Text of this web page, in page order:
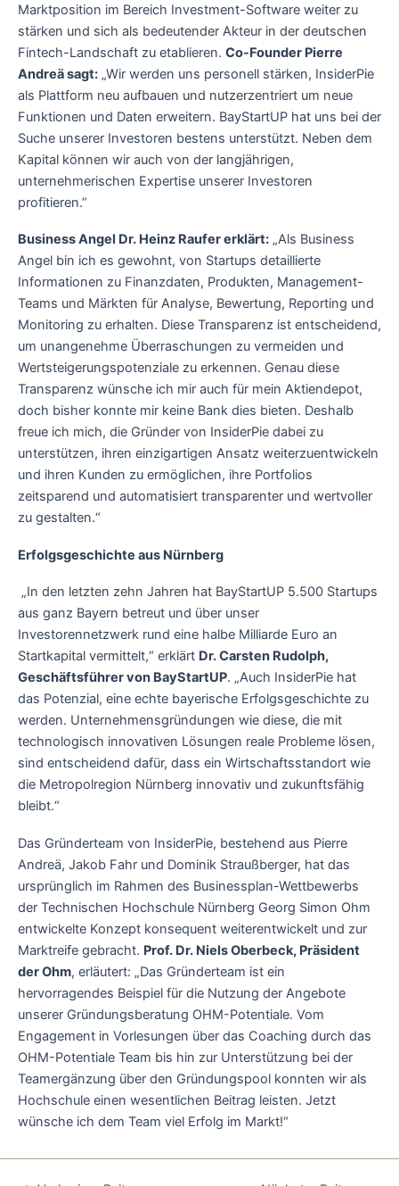
Marktposition im Bereich Investment-Software weiter zu
stärken und sich als bedeutender Akteur in der deutschen
Fintech-Landschaft zu etablieren. Co-Founder Pierre
Andreä sagt: „Wir werden uns personell stärken, InsiderPie
als Plattform neu aufbauen und nutzerzentriert um neue
Funktionen und Daten erweitern. BayStartUP hat uns bei der
Suche unserer Investoren bestens unterstützt. Neben dem
Kapital können wir auch von der langjährigen,
unternehmerischen Expertise unserer Investoren
profitieren.”
Business Angel Dr. Heinz Raufer erklärt: „Als Business
Angel bin ich es gewohnt, von Startups detaillierte
Informationen zu Finanzdaten, Produkten, Management-
Teams und Märkten für Analyse, Bewertung, Reporting und
Monitoring zu erhalten. Diese Transparenz ist entscheidend,
um unangenehme Überraschungen zu vermeiden und
Wertsteigerungspotenziale zu erkennen. Genau diese
Transparenz wünsche ich mir auch für mein Aktiendepot,
doch bisher konnte mir keine Bank dies bieten. Deshalb
freue ich mich, die Gründer von InsiderPie dabei zu
unterstützen, ihren einzigartigen Ansatz weiterzuentwickeln
und ihren Kunden zu ermöglichen, ihre Portfolios
zeitsparend und automatisiert transparenter und wertvoller
zu gestalten.“
Erfolgsgeschichte aus Nürnberg
„In den letzten zehn Jahren hat BayStartUP 5.500 Startups
aus ganz Bayern betreut und über unser
Investorennetzwerk rund eine halbe Milliarde Euro an
Startkapital vermittelt,“ erklärt Dr. Carsten Rudolph,
Geschäftsführer von BayStartUP. „Auch InsiderPie hat
das Potenzial, eine echte bayerische Erfolgsgeschichte zu
werden. Unternehmensgründungen wie diese, die mit
technologisch innovativen Lösungen reale Probleme lösen,
sind entscheidend dafür, dass ein Wirtschaftsstandort wie
die Metropolregion Nürnberg innovativ und zukunftsfähig
bleibt.“
Das Gründerteam von InsiderPie, bestehend aus Pierre
Andreä, Jakob Fahr und Dominik Straußberger, hat das
ursprünglich im Rahmen des Businessplan-Wettbewerbs
der Technischen Hochschule Nürnberg Georg Simon Ohm
entwickelte Konzept konsequent weiterentwickelt und zur
Marktreife gebracht. Prof. Dr. Niels Oberbeck, Präsident
der Ohm, erläutert: „Das Gründerteam ist ein
hervorragendes Beispiel für die Nutzung der Angebote
unserer Gründungsberatung OHM-Potentiale. Vom
Engagement in Vorlesungen über das Coaching durch das
OHM-Potentiale Team bis hin zur Unterstützung bei der
Teamergänzung über den Gründungspool konnten wir als
Hochschule einen wesentlichen Beitrag leisten. Jetzt
wünsche ich dem Team viel Erfolg im Markt!“